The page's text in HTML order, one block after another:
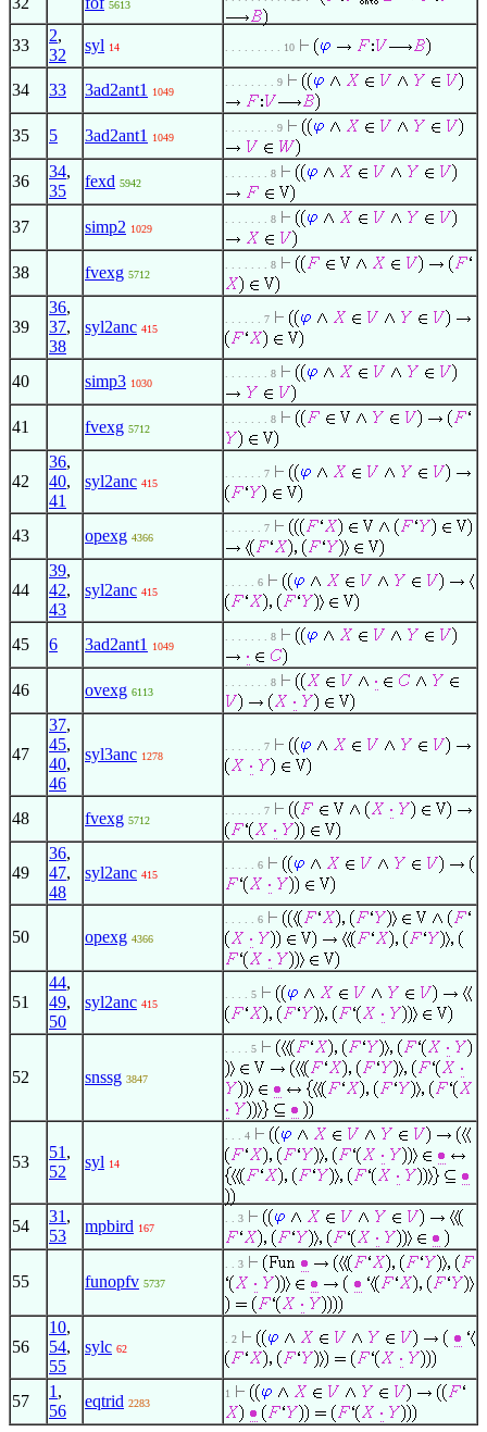
5613
33
2,
32
syl 14 . . . . . . . . . 10
34 33 3ad2ant1 1049
. . . . . . . . 9
35 5 3ad2ant1 1049
. . . . . . . . 9
36
34,
35
fexd 5942
. . . . . . . 8
37 simp2 1029
. . . . . . . 8
38 fvexg 5712
. . . . . . . 8
39
36,
37,
38
syl2anc 415
. . . . . . 7
40 simp3 1030
. . . . . . . 8
41 fvexg 5712
. . . . . . . 8
42
36,
40,
41
syl2anc 415
. . . . . . 7
43 opexg 4366
. . . . . . 7
44
39,
42,
43
syl2anc 415
. . . . . 6
45 6 3ad2ant1 1049
. . . . . . . 8
46 ovexg 6113
. . . . . . . 8
47
37,
45,
40,
46
syl3anc 1278
. . . . . . 7
48 fvexg 5712
. . . . . . 7
49
36,
47,
48
syl2anc 415
. . . . . 6
50 opexg 4366
. . . . . 6
51
44,
49,
50
syl2anc 415
. . . . 5
52 snssg 3847
. . . . 5
53
51 ,
52
syl 14
. . . 4
54
31 ,
53
mpbird 167
. . 3
55 funopfv 5737
. . 3
56
10,
54,
55
sylc 62
. 2
57
1 ,
56
eqtrid 2283
1